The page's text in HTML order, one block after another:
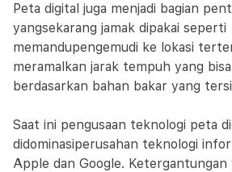
Peta digital juga menjadi bagian
yangsekarang jamak dipakai seperti
memandupengemudi ke lokasi
meramalkan jarak tempuh yang
berdasarkan bahan bakar yang
Saat ini pengusaan teknologi peta
didominasiperusahan teknologi
Apple dan Google. Ketergantungan